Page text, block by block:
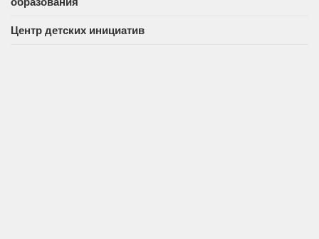
Центр детских инициатив